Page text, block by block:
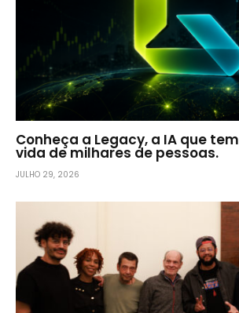
Conheça a Legacy, a IA que
vida de milhares de pessoas.
JULHO 29, 2026